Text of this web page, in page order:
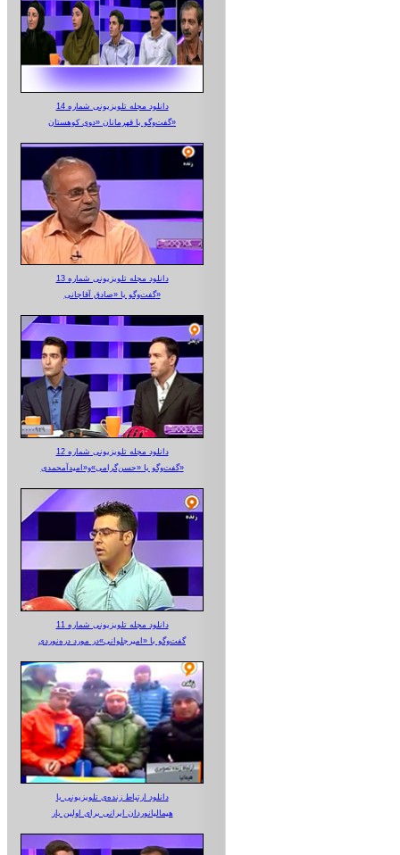
دانلود مجله تلویزیونی شماره 14
گفت‌وگو با قهرمانان «دوی کوهستان»
دانلود مجله تلویزیونی شماره 13
گفت‌وگو با «صادق آقاجانی»
دانلود مجله تلویزیونی شماره 12
گفت‌وگو با «حسن‌گرامی»و«امیدآمحمدی»
دانلود مجله تلویزیونی شماره 11
گفت‌وگو با «امیرجلوانی»در مورد دره‌نوردی
دانلود ارتباط زنده‌ی تلویزیونی‌ با
هیمالیانوردان ایرانی برای اولین بار